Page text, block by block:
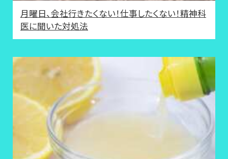
月曜日、会社行きたくない！仕事したくない！精神科
医に聞いた対処法